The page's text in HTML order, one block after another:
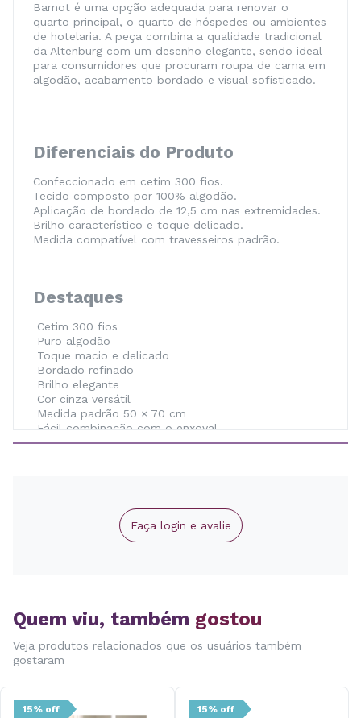
Barnot é uma opção adequada para renovar o
quarto principal, o quarto de hóspedes ou ambientes
de hotelaria. A peça combina a qualidade tradicional
da Altenburg com um desenho elegante, sendo ideal
para consumidores que procuram roupa de cama em
algodão, acabamento bordado e visual sofisticado.
Diferenciais do Produto
Confeccionado em cetim 300 fios.
Tecido composto por 100% algodão.
Aplicação de bordado de 12,5 cm nas extremidades.
Brilho característico e toque delicado.
Medida compatível com travesseiros padrão.
Destaques
Cetim 300 fios
Puro algodão
Toque macio e delicado
Bordado refinado
Brilho elegante
Cor cinza versátil
Medida padrão 50 × 70 cm
Fácil combinação com o enxoval
Produto original Altenburg
Faça login e avalie
Quem viu, também gostou
Veja produtos relacionados que os usuários também
gostaram
15% off 15% off